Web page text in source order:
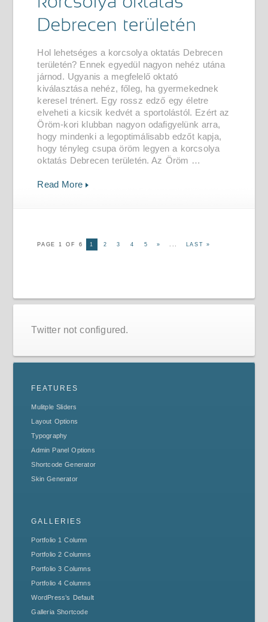
Hol lehetséges a korcsolya oktatás Debrecen
területén? Ennek egyedül nagyon nehéz utána
járnod. Ugyanis a megfelelő oktató
kiválasztása nehéz, főleg, ha gyermekednek
keresel trénert. Egy rossz edző egy életre
elveheti a kicsik kedvét a sportolástól. Ezért az
Öröm-kori klubban nagyon odafigyelünk arra,
hogy mindenki a legoptimálisabb edzőt kapja,
hogy tényleg csupa öröm legyen a korcsolya
oktatás Debrecen területén. Az Öröm …
Read More
PAGE 1 OF 6 1 2 3 4 5 » ... LAST »
Twitter not configured.
FEATURES
Mulitple Sliders
Layout Options
Typography
Admin Panel Options
Shortcode Generator
Skin Generator
GALLERIES
Portfolio 1 Column
Portfolio 2 Columns
Portfolio 3 Columns
Portfolio 4 Columns
WordPress’s Default
Galleria Shortcode